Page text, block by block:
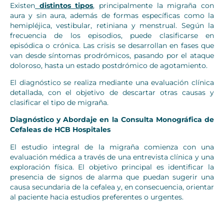
Existen distintos tipos, principalmente la migraña con
aura y sin aura, además de formas específicas como la
hemipléjica, vestibular, retiniana y menstrual. Según la
frecuencia de los episodios, puede clasificarse en
episódica o crónica. Las crisis se desarrollan en fases que
van desde síntomas prodrómicos, pasando por el ataque
doloroso, hasta un estado postdrómico de agotamiento.
El diagnóstico se realiza mediante una evaluación clínica
detallada, con el objetivo de descartar otras causas y
clasificar el tipo de migraña.
Diagnóstico y Abordaje en la Consulta Monográfica de
Cefaleas de HCB Hospitales
El estudio integral de la migraña comienza con una
evaluación médica a través de una entrevista clínica y una
exploración física. El objetivo principal es identificar la
presencia de signos de alarma que puedan sugerir una
causa secundaria de la cefalea y, en consecuencia, orientar
al paciente hacia estudios preferentes o urgentes.